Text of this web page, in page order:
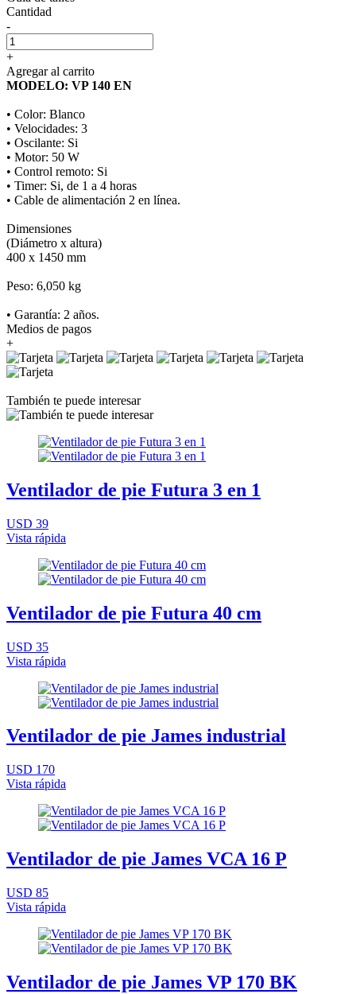
Cantidad
-
+
Agregar al carrito
MODELO: VP 140 EN
• Color: Blanco
• Velocidades: 3
• Oscilante: Si
• Motor: 50 W
• Control remoto: Si
• Timer: Si, de 1 a 4 horas
• Cable de alimentación 2 en línea.
Dimensiones
(Diámetro x altura)
400 x 1450 mm
Peso: 6,050 kg
• Garantía: 2 años.
Medios de pagos
+
También te puede interesar
Ventilador de pie Futura 3 en 1
USD 39
Vista rápida
Ventilador de pie Futura 40 cm
USD 35
Vista rápida
Ventilador de pie James industrial
USD 170
Vista rápida
Ventilador de pie James VCA 16 P
USD 85
Vista rápida
Ventilador de pie James VP 170 BK